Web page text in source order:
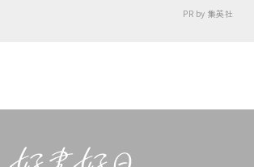
PR by 集英社